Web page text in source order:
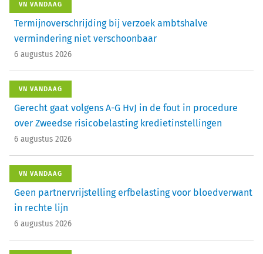
VN VANDAAG
Termijnoverschrijding bij verzoek ambtshalve
vermindering niet verschoonbaar
6 augustus 2026
VN VANDAAG
Gerecht gaat volgens A-G HvJ in de fout in procedure
over Zweedse risicobelasting kredietinstellingen
6 augustus 2026
VN VANDAAG
Geen partnervrijstelling erfbelasting voor bloedverwant
in rechte lijn
6 augustus 2026